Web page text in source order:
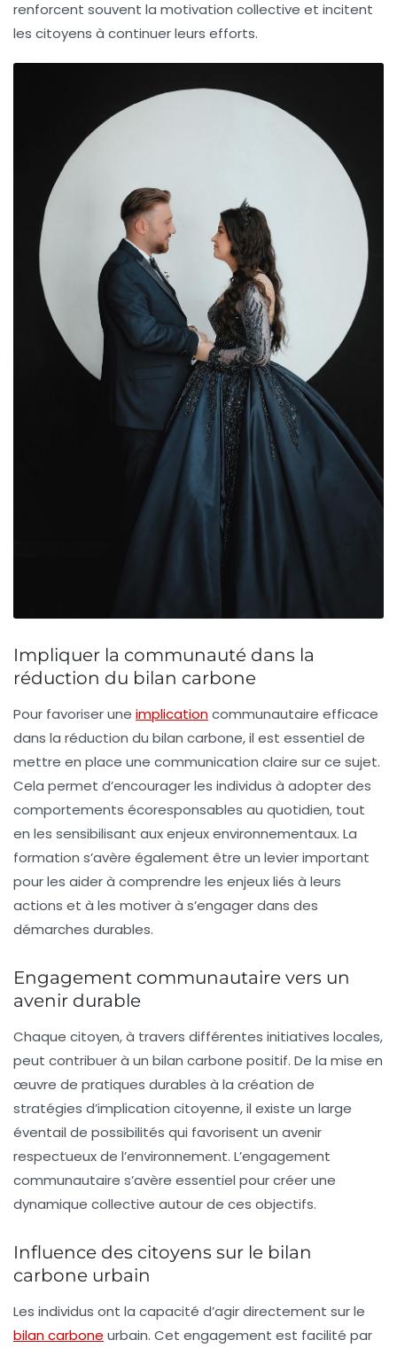
renforcent souvent la motivation collective et incitent
les citoyens à continuer leurs efforts.
Impliquer la communauté dans la
réduction du bilan carbone
Pour favoriser une implicationcommunautaire efficace
dans la réduction du bilan carbone, il est essentiel de
mettre en place une communication claire sur ce sujet.
Cela permet d’encourager les individus à adopter des
comportements écoresponsables au quotidien, tout
en les sensibilisant aux enjeux environnementaux. La
formation s’avère également être un levier important
pour les aider à comprendre les enjeux liés à leurs
actions et à les motiver à s’engager dans des
démarches durables.
Engagement communautaire vers un
avenir durable
Chaque citoyen, à travers différentes initiatives locales,
peut contribuer à un bilan carbone positif. De la mise en
œuvre de pratiques durables à la création de
stratégies d’implication citoyenne, il existe un large
éventail de possibilités qui favorisent un avenir
respectueux de l’environnement. L’engagement
communautaire s’avère essentiel pour créer une
dynamique collective autour de ces objectifs.
Influence des citoyens sur le bilan
carbone urbain
Les individus ont la capacité d’agir directement sur le
bilan carbone urbain. Cet engagement est facilité par